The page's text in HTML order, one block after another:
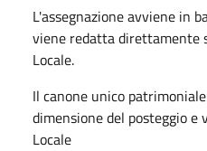
L'assegnazione avviene in
viene redatta direttamente
Locale.
Il canone unico
dimensione del posteggio e
Locale